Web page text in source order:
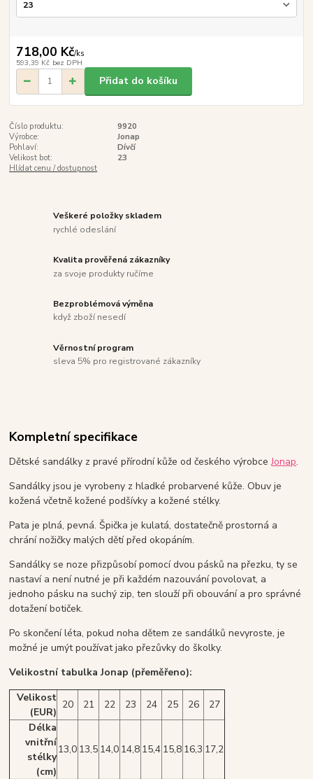
718,00 Kč/ks
593,39 Kč bez DPH
Přidat do košíku
Číslo produktu:
9920
Výrobce:
Jonap
Pohlaví:
Dívčí
Velikost bot:
23
Hlídat cenu / dostupnost
Veškeré položky skladem
rychlé odeslání
Kvalita prověřená zákazníky
za svoje produkty ručíme
Bezproblémová výměna
když zboží nesedí
Věrnostní program
sleva 5% pro registrované zákazníky
Kompletní specifikace
Dětské sandálky z pravé přírodní kůže od českého výrobceJonap.
Sandálky jsou je vyrobeny z hladké probarvené kůže. Obuv je
kožená včetně kožené podšívky a kožené stélky.
Pata je plná, pevná. Špička je kulatá, dostatečně prostorná a
chrání nožičky malých dětí před okopáním.
Sandálky se noze přizpůsobí pomocí dvou pásků na přezku, ty se
nastaví a není nutné je při každém nazouvání povolovat, a
jednoho pásku na suchý zip, ten slouží při obouvání a pro správné
dotažení botiček.
Po skončení léta, pokud noha dětem ze sandálků nevyroste, je
možné je umýt používat jako přezůvky do školky.
Velikostní tabulka Jonap (přeměřeno):
Velikost
(EUR)
20 21 22 23 24 25 26
27
Délka
vnitřní
stélky
(cm)
13,0 13,5 14,0 14,8 15,4 15,8 16,3 17,2